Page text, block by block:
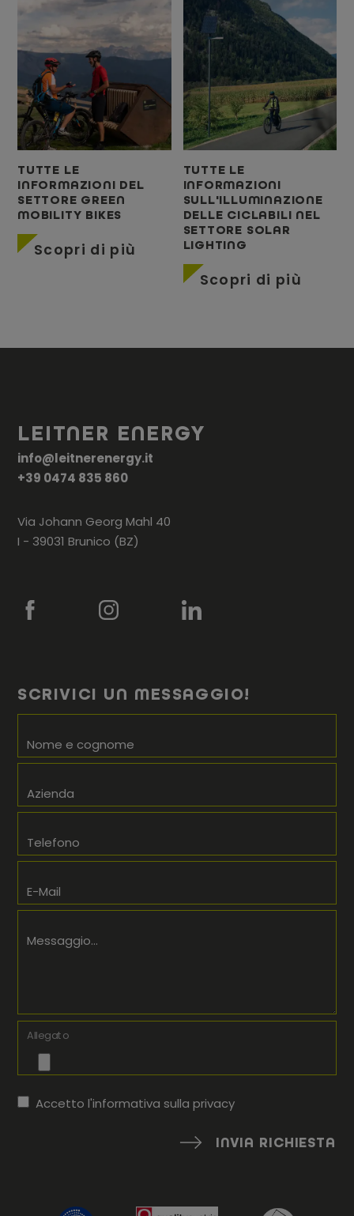
TUTTE LE
INFORMAZIONI DEL
SETTORE GREEN
MOBILITY BIKES
Scopri di più
TUTTE LE
INFORMAZIONI
SULL'ILLUMINAZIONE
DELLE CICLABILI NEL
SETTORE SOLAR
LIGHTING
Scopri di più
LEITNER ENERGY
info@leitnerenergy.it
+39 0474 835 860
Via Johann Georg Mahl 40
I - 39031 Brunico (BZ)
SCRIVICI UN MESSAGGIO!
Nome e cognome
Azienda
Telefono
E-Mail
Messaggio...
Allegato
Accetto l'informativa sulla privacy
INVIA RICHIESTA